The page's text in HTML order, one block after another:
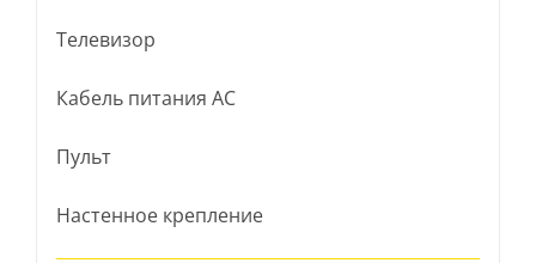
Телевизор
Кабель питания AC
Пульт
Настенное крепление